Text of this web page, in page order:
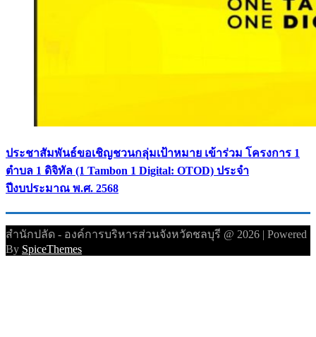
ประชาสัมพันธ์ขอเชิญชวนกลุ่มเป้าหมาย เข้าร่วม โครงการ 1
ตำบล 1 ดิจิทัล (1 Tambon 1 Digital: OTOD) ประจำ
ปีงบประมาณ พ.ศ. 2568
สำนักปลัด - องค์การบริหารส่วนจังหวัดชลบุรี @ 2026 | Powered
By SpiceThemes